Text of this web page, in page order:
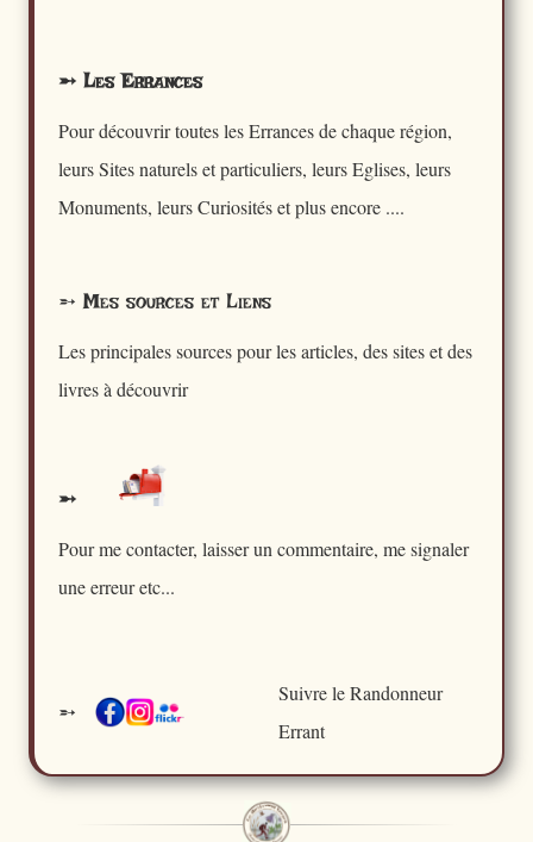
➵ Les Errances
Pour découvrir toutes les Errances de chaque région,
leurs Sites naturels et particuliers, leurs Eglises, leurs
Monuments, leurs Curiosités et plus encore ....
➵ Mes sources et Liens
Les principales sources pour les articles, des sites et des
livres à découvrir
➵
Pour me contacter, laisser un commentaire, me signaler
une erreur etc...
➵
Suivre le Randonneur
Errant